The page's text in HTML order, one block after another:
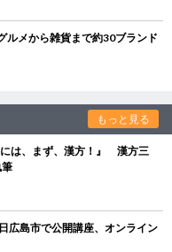
メから雑貨まで約30ブランド
もっと見る
は、まず、漢方！』 漢方三
島市で公開講座、オンライン